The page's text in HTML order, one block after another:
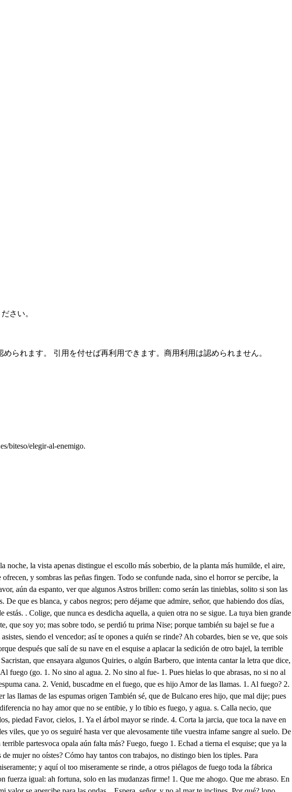
さい。
られます。 引用を付せば再利用できます。商用利用は認められません。
biteso/elegir-al-enemigo.
a los jardines. que por ser su Alcaide tú, a mi vuego concediste esta industria, haciendo fácil una empresa tan difícil, mi pasión, y tu amistad. Y al entrar (ay infelice!) encuentro con Rosimunda, que a la fuga se apercibe, temerosa del incendio. Hoy serás mía le dije, a pesar de tus desdenes: No será cobardes viles, dijo a aqueste tiempo Astolfo, que aqueste acero le asiste. Retíreme hasta la puerta que hay al mar, donde apique se iba una mísera nave, y al estruendo fue posible, sin que a mi conociesen, retirarme, si bien firme Astolfo, en que la traición era fácil conseguirse, oyendo de otra mujer los tiernos lamentos tristes, que en el bajel se perdía, desesperado, y terrible, pensando ser Rosimunda, se arrojó al mar. Feliz fuiste en que no te conociesen; mas por si el traje les dice señas de que fuiste tú, convendrá que te le quites. Entre estas ramas le esconde. Nada oigo de cuanto dicen. Luscad, buscad el Palacio, todo el jardín se examine. Ahora Ricardo, puedes mezclarte, y fingir que fuiste en busca del que intentaba. nuestra traición. Muy bien dices: Ven Lidoro. Ya te sigo. Fuero, se ya, Dios los guíe, que yo no sé con que alhajas jugaron al escondite, que están aquí; pero quiero aguardar que se retiren, que para llarlas yo, importa que ellos las lien. Pero otro Moro: quien va. Yo que de las llamas libre. saco en mis brazos el cielo, muérase de envidia Alcides, al incendio le hurte un Fénix, que rayos por plumas viste, hices por penachos vibra; porque en ella amor permite, que las centellas que bate sean alas con que brille. Usurpé al rápido incendio, envuelto en mortal eclipse. el más divino, el más bello tirano dulce imposible, y el más ingrato, pues temo, que volviendo en sí, fulmine. rayos con que muera yo, al tiempo que por mí vive. Sin sentido está. A mi pecho. dejó todo lo sensible. Después que el contacto hermoso, de azucenas, y jazmines, que siendo nieve en el alma, voraces llamas imprimen, me ha abrasado el corazón. Del suyo, señor, se cuide, antes que a ti te dé ahora un Dios nos guarde, y nos libre; Y para que vuelva en sí, aquí es bien que la reclines, mientras entro yo a buscar agua con que se rocíe. Pues ve presto. Voy volando. Todo, señor, se registre; pero el traidor está aquí. Este es de los que seguiste. Aquí me importa el fingir. . Si señor, no te lo dije: en sus brazos Rosimunda. Pues como aleve pudiste, sin recelo del castigo, osar tal traición? . Permite, que con su sangre la tierra traidoramente salpique. Qué causa os puede irritar, no he llegado a comprender; pues tenéis que agradecer mucho más, que castigar. Si acaso os mueve el amor de esta increible beldad, profanada su deidad, halló culto en mi valor. Mal un engañosocorre a un delito manifiesto. Ricardo, llevadle presto. Dónde, señor? . A la torre, que está en el jardín. Advierte. . Llevadle. Que esta impiedad es injusta. . Tu maldad, pagarás hoy con tu muerte. Ven Rosimunda a mis brazos. Ay infelice de mí! Mira que estás, vuelve en ti, en menos tiranos lazos. Padre, Irene, Flora, Estela; pues cómo aquí? Ya señora, nuestra fortuna mejora el cielo. . Ya la cautela felizmente está sabida, y de tan ciego temor, también preso el agresor. Hay tocador de mi vida. Mas con todo, asegurado no estoy de tan grave exceso. Señor, del que llevan preso este dice que es criado, y no hay en los dos disculpa, que aquí del delito están muchos indicios. . Serán muchos indicios sin culpa. Aquese traje llevó el que entró con osadía en nuestro cuarto. Afe mía, que aún no lo había visto yo, Él es sin duda, señor, dilo Estela. . Déjame, que estoy sin mí, desde que se quemó mi tocador; demás de que en vano llamas para estas cosas, que yo no he sido dama, sino la diversión de las damas. Esta misma mascarilla viyo. Demonio, o Juez, trújela para la tez, que se me empaña. Hay mi arquilla. Vos señora, decid pues, si acaso soy quien sentís, que fuese el traidor. Hay mis valonas de Leganes. Solo sé, que uno intentó la traición falso, y cruel, y otro piadoso, y fiel del peligro me libró. De asombros tantos cercada, como quieres que supiese de quien ofendida fuese, ni de quién fuese obligada? En vano librarte quieres. Esto mi amo solicita; miren que importaba frita esta, y las dem